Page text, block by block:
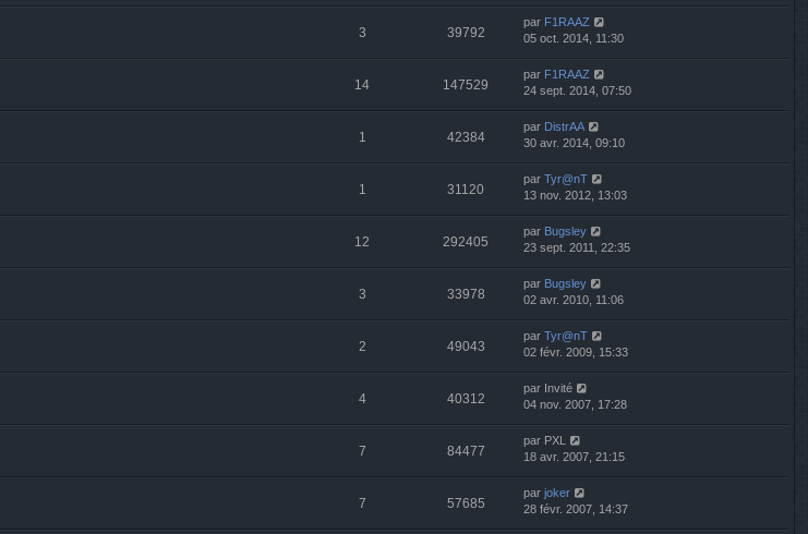
3 39792
par F1RAAZ
05 oct. 2014, 11:30
14 147529
par F1RAAZ
24 sept. 2014, 07:50
1 42384
par DistrAA
30 avr. 2014, 09:10
1 31120
par Tyr@nT
13 nov. 2012, 13:03
12 292405
par Bugsley
23 sept. 2011, 22:35
3 33978
par Bugsley
02 avr. 2010, 11:06
2 49043
par Tyr@nT
02 févr. 2009, 15:33
4 40312
par Invité
04 nov. 2007, 17:28
7 84477
par PXL
18 avr. 2007, 21:15
7 57685
par joker
28 févr. 2007, 14:37